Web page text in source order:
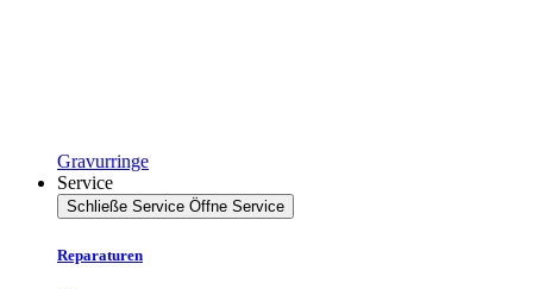
Gravurringe
Service
Schließe Service Öffne Service
Reparaturen